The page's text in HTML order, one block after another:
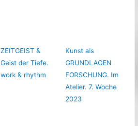
ZEITGEIST &
Geist der Tiefe.
work & rhythm
Kunst als
GRUNDLAGEN
FORSCHUNG. Im
Atelier. 7. Woche
2023